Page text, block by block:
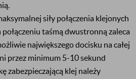
siły połączenia klejonych
taśmą dwustronną zaleca
największego docisku na całej
przez minimum 5-10 sekund
zabezpieczającą klej należy